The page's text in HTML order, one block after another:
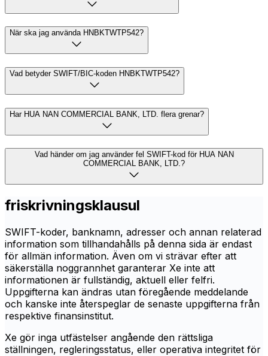
När ska jag använda HNBKTWTP542?
Vad betyder SWIFT/BIC-koden HNBKTWTP542?
Har HUA NAN COMMERCIAL BANK, LTD. flera grenar?
Vad händer om jag använder fel SWIFT-kod för HUA NAN
COMMERCIAL BANK, LTD.?
friskrivningsklausul
SWIFT-koder, banknamn, adresser och annan relaterad
information som tillhandahålls på denna sida är endast
för allmän information. Även om vi strävar efter att
säkerställa noggrannhet garanterar Xe inte att
informationen är fullständig, aktuell eller felfri.
Uppgifterna kan ändras utan föregående meddelande
och kanske inte återspeglar de senaste uppgifterna från
respektive finansinstitut.
Xe gör inga utfästelser angående den rättsliga
ställningen, regleringsstatus, eller operativa integritet för